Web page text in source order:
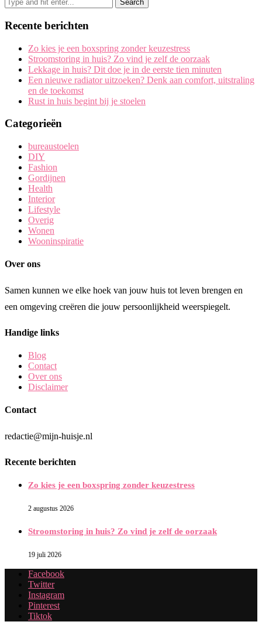
Recente berichten
Zo kies je een boxspring zonder keuzestress
Stroomstoring in huis? Zo vind je zelf de oorzaak
Lekkage in huis? Dit doe je in de eerste tien minuten
Een nieuwe radiator uitzoeken? Denk aan comfort, uitstraling
en de toekomst
Rust in huis begint bij je stoelen
Categorieën
bureaustoelen
DIY
Fashion
Gordijnen
Health
Interior
Lifestyle
Overig
Wonen
Wooninspiratie
Over ons
Samen kunnen we elke hoek van jouw huis tot leven brengen en
een omgeving creëren die jouw persoonlijkheid weerspiegelt.
Handige links
Blog
Contact
Over ons
Disclaimer
Contact
redactie@mijn-huisje.nl
Recente berichten
Zo kies je een boxspring zonder keuzestress
2 augustus 2026
Stroomstoring in huis? Zo vind je zelf de oorzaak
19 juli 2026
Facebook
Twitter
Instagram
Pinterest
Tiktok